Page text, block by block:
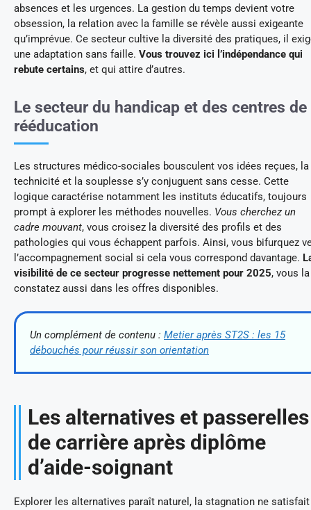
absences et les urgences. La gestion du temps devient votre
obsession, la relation avec la famille se révèle aussi exigeante
qu’imprévue. Ce secteur cultive la diversité des pratiques, il
une adaptation sans faille. Vous trouvez ici l’indépendance qui
rebute certains, et qui attire d’autres.
Le secteur du handicap et des centres de
rééducation
Les structures médico-sociales bousculent vos idées reçues, la
technicité et la souplesse s’y conjuguent sans cesse. Cette
logique caractérise notamment les instituts éducatifs, toujours
prompt à explorer les méthodes nouvelles. Vous cherchez un
cadre mouvant, vous croisez la diversité des profils et des
pathologies qui vous échappent parfois. Ainsi, vous bifurquez
l’accompagnement social si cela vous correspond davantage.
visibilité de ce secteur progresse nettement pour 2025, vous la
constatez aussi dans les offres disponibles.
Un complément de contenu : Metier après ST2S : les 15
débouchés pour réussir son orientation
Les alternatives et passerelles
de carrière après diplôme
d’aide-soignant
Explorer les alternatives paraît naturel, la stagnation ne satisfait